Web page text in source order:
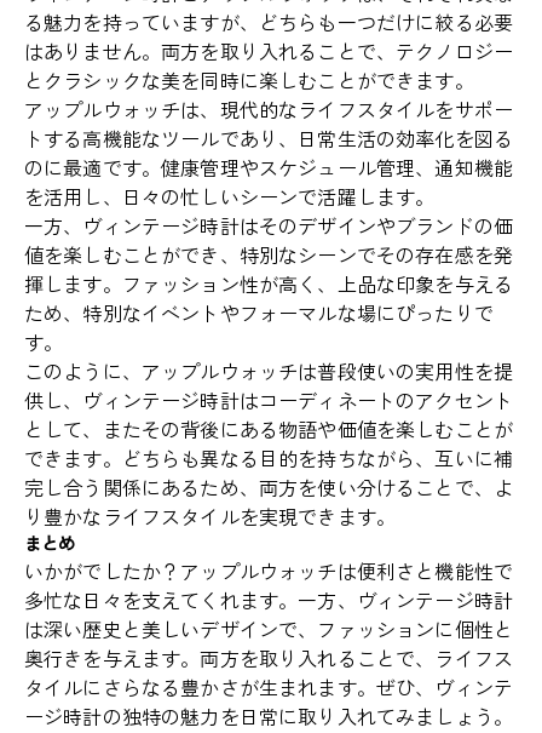
る魅力を持っていますが、どちらも一つだけに絞る必要
はありません。両方を取り入れることで、テクノロジー
とクラシックな美を同時に楽しむことができます。
アップルウォッチは、現代的なライフスタイルをサポー
トする高機能なツールであり、日常生活の効率化を図る
のに最適です。健康管理やスケジュール管理、通知機能
を活用し、日々の忙しいシーンで活躍します。
一方、ヴィンテージ時計はそのデザインやブランドの価
値を楽しむことができ、特別なシーンでその存在感を発
揮します。ファッション性が高く、上品な印象を与える
ため、特別なイベントやフォーマルな場にぴったりで
す。
このように、アップルウォッチは普段使いの実用性を提
供し、ヴィンテージ時計はコーディネートのアクセント
として、またその背後にある物語や価値を楽しむことが
できます。どちらも異なる目的を持ちながら、互いに補
完し合う関係にあるため、両方を使い分けることで、よ
り豊かなライフスタイルを実現できます。
まとめ
いかがでしたか？アップルウォッチは便利さと機能性で
多忙な日々を支えてくれます。一方、ヴィンテージ時計
は深い歴史と美しいデザインで、ファッションに個性と
奥行きを与えます。両方を取り入れることで、ライフス
タイルにさらなる豊かさが生まれます。ぜひ、ヴィンテ
ージ時計の独特の魅力を日常に取り入れてみましょう。